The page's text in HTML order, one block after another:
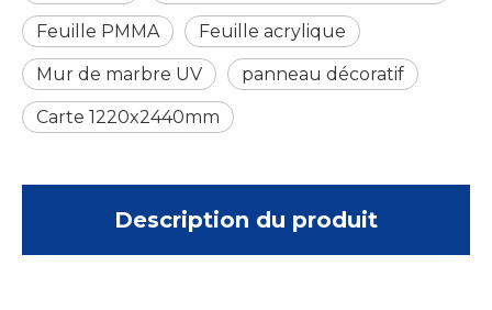
Feuille PMMA Feuille acrylique
Mur de marbre UV panneau décoratif
Carte 1220x2440mm
Description du produit